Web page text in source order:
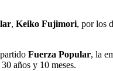
, Keiko Fujimori, por los
Fuerza Popular, la
años y 10 meses.